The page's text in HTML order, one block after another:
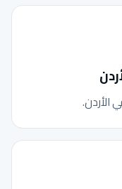
الأردن.